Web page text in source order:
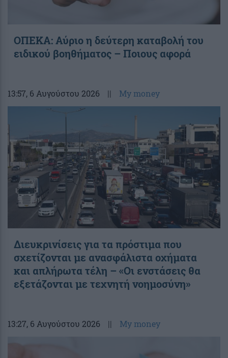
ΟΠΕΚΑ: Αύριο η δεύτερη καταβολή του
ειδικού βοηθήματος – Ποιους αφορά
13:57, 6 Αυγούστου 2026 || My money
Διευκρινίσεις για τα πρόστιμα που
σχετίζονται με ανασφάλιστα οχήματα
και απλήρωτα τέλη – «Οι ενστάσεις θα
εξετάζονται με τεχνητή νοημοσύνη»
13:27, 6 Αυγούστου 2026 || My money